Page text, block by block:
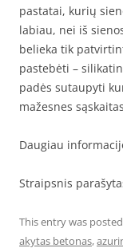
pastatai, kurių
labiau, nei iš
belieka tik
pastebėti –
padės sutaupyti
mažesnes
Daugiau
Straipsnis
This entry was
akytas betonas,